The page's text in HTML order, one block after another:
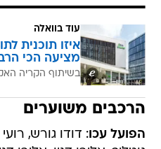
עוד בוואלה
איזו תוכנית
מציעה הכי
בשיתוף הקריה
הרכבים משוערים
הפועל עכו: דודו גורש, רועי